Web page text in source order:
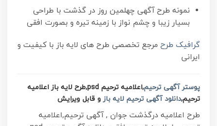
نمونه طرح آگهی چهلمین روز در گذشت با طراحی
بسیار زیبا و چشم نواز با زمینه تیره و بصورت افقی
گرافیک طرح مرجع تخصصی طرح های لایه باز با کیفیت و
ایرانی
پوستر آگهی ترحیم
,اعلامیه ترحیم psd,طرح لایه باز اعلامیه
ترحیم,دانلود آگهی ترحیم لایه بازو قابل ویرایش
طرح اعلامیه درگذشت جوان , آگهی ترحیم,اعلامیه